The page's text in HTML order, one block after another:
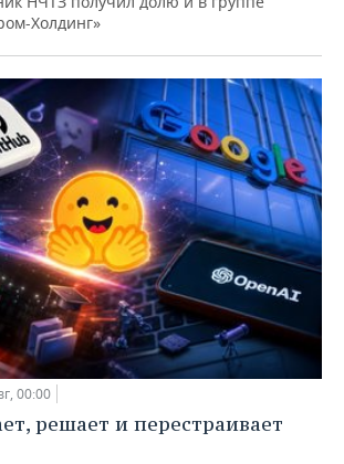
Холдинг»
00:00
решает и перестраивает